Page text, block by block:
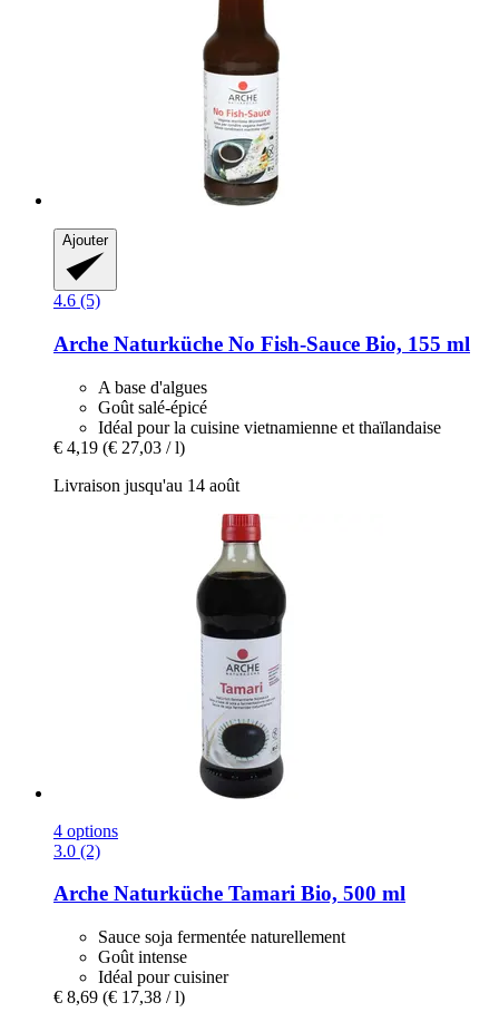
Ajouter
4.6 (5)
Arche Naturküche No Fish-​Sauce Bio, 155 ml
A base d'algues
Goût salé-épicé
Idéal pour la cuisine vietnamienne et thaïlandaise
€ 4,19 (€ 27,03 / l)
Livraison jusqu'au 14 août
4 options
3.0 (2)
Arche Naturküche Tamari Bio, 500 ml
Sauce soja fermentée naturellement
Goût intense
Idéal pour cuisiner
€ 8,69 (€ 17,38 / l)